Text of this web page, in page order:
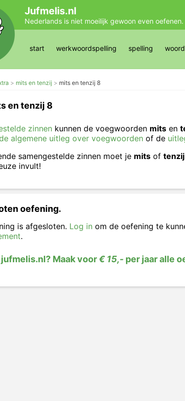
Jufmelis.nl
Nederlands is niet moeilijk gewoon even oefenen.
start werkwoordspelling spelling
mits en tenzij mits en tenzij 8
en tenzij 8
zinnen kunnen de voegwoorden mits en
algemene uitleg over voegwoorden of de
samengestelde zinnen moet je mits of tenzij
invult!
oefening.
is afgesloten. Log in om de oefening te
.
jufmelis.nl? Maak voor€ 15,- per jaar alle